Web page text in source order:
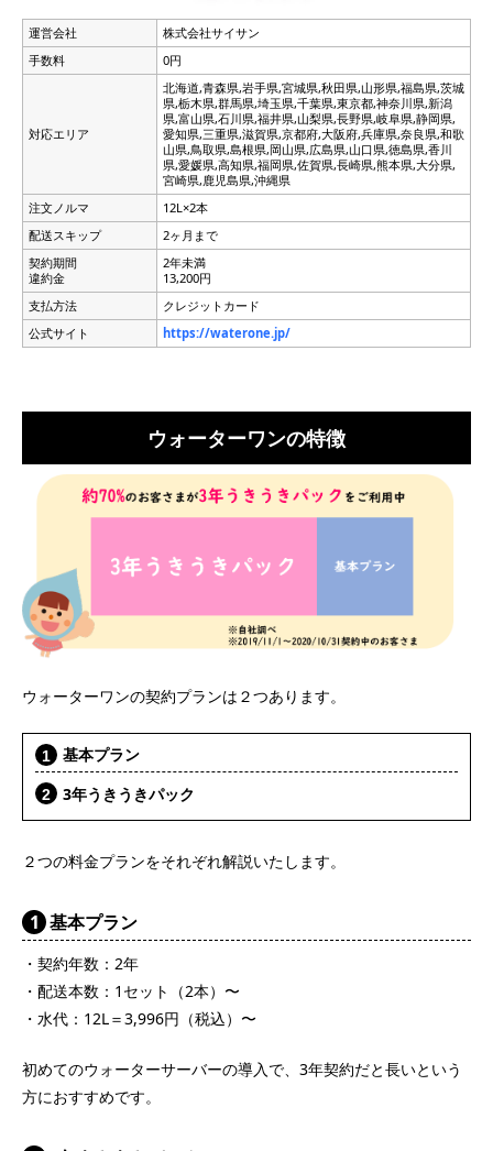
運営会社
株式会社サイサン
手数料
0円
対応エリア
北海道,青森県,岩手県,宮城県,秋田県,山形県,福島県,茨城
県,栃木県,群馬県,埼玉県,千葉県,東京都,神奈川県,新潟
県,富山県,石川県,福井県,山梨県,長野県,岐阜県,静岡県,
愛知県,三重県,滋賀県,京都府,大阪府,兵庫県,奈良県,和歌
山県,鳥取県,島根県,岡山県,広島県,山口県,徳島県,香川
県,愛媛県,高知県,福岡県,佐賀県,長崎県,熊本県,大分県,
宮崎県,鹿児島県,沖縄県
注文ノルマ
12L×2本
配送スキップ
2ヶ月まで
契約期間
違約金
2年未満
13,200円
支払方法
クレジットカード
公式サイト
https://waterone.jp/
ウォーターワンの特徴
ウォーターワンの契約プランは２つあります。
基本プラン
3年うきうきパック
２つの料金プランをそれぞれ解説いたします。
1 基本プラン
・契約年数：2年
・配送本数：1セット（2本）〜
・水代：12L＝3,996円（税込）〜
初めてのウォーターサーバーの導入で、3年契約だと長いという
方におすすめです。